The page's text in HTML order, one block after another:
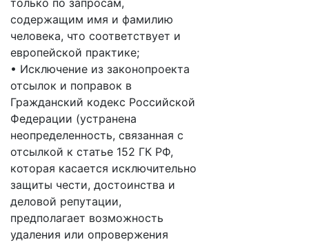
только по запросам,
содержащим имя и фамилию
человека, что соответствует и
европейской практике;
• Исключение из законопроекта
отсылок и поправок в
Гражданский кодекс Российской
Федерации (устранена
неопределенность, связанная с
отсылкой к статье 152 ГК РФ,
которая касается исключительно
защиты чести, достоинства и
деловой репутации,
предполагает возможность
удаления или опровержения